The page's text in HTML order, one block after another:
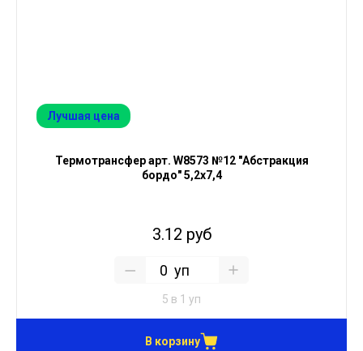
Лучшая цена
Термотрансфер арт. W8573 №12 "Абстракция
бордо" 5,2х7,4
3.12 руб
уп
5 в 1 уп
В корзину